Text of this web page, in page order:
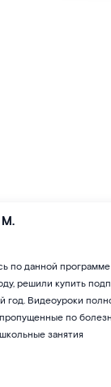
М.
по данной
решили купить
год. Видеоуроки
по
занятия